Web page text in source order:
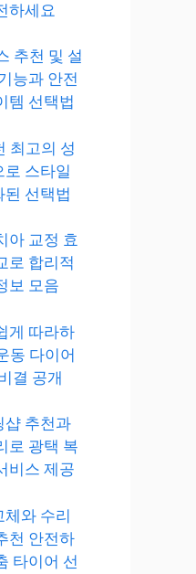
하세요
추천 및 설
능과 안전
템 선택법
최고의 성
로 스타일
된 선택법
아 교정 효
로 합리적
보 모음
게 따라하
동 다이어
결 공개
샵 추천과
로 광택 복
비스 제공
와 수리
천 안전하
타이어 선